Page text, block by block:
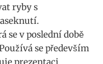
ryby s
se v poslední době
se především